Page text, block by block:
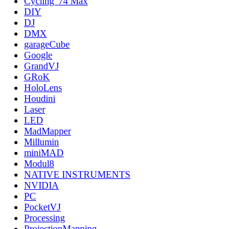
DIY
DJ
DMX
garageCube
Google
GrandVJ
GRoK
HoloLens
Houdini
Laser
LED
MadMapper
Millumin
miniMAD
Modul8
NATIVE INSTRUMENTS
NVIDIA
PC
PocketVJ
Processing